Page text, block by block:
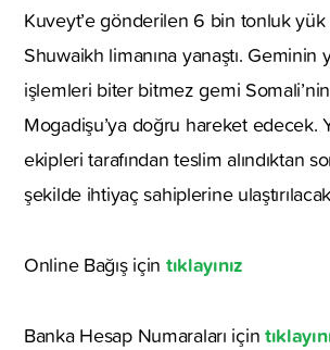
Kuveyt’e gönderilen 6 bin tonluk
Shuwaikh limanına yanaştı. Geminin
işlemleri biter bitmez gemi
Mogadişu’ya doğru hareket edecek.
ekipleri tarafından teslim alındıktan
şekilde ihtiyaç sahiplerine
Online Bağış için tıklayınız
Banka Hesap Numaraları için